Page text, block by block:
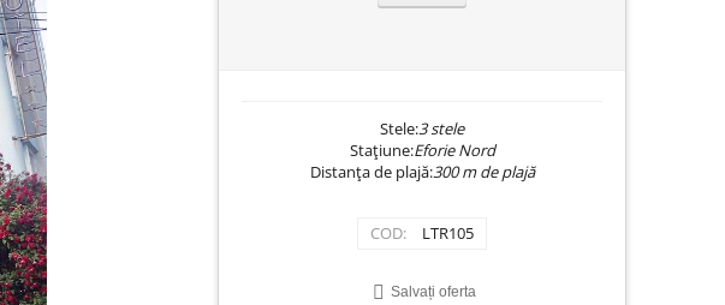
Stele:3 stele
Stațiune:Eforie Nord
Distanța de plajă:300 m de plajă
COD: LTR105
Salvați oferta